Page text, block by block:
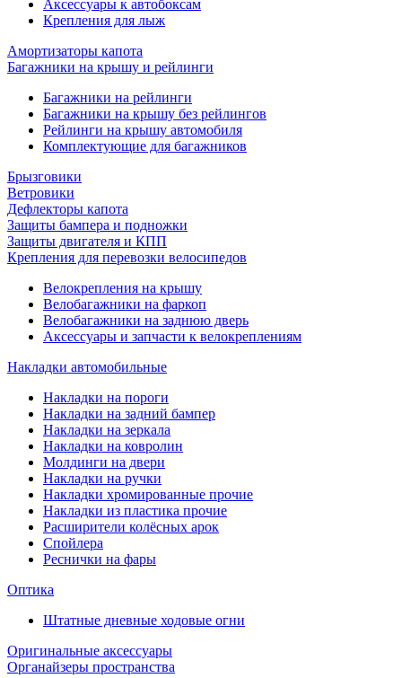
Аксессуары к автобоксам
Крепления для лыж
Амортизаторы капота
Багажники на крышу и рейлинги
Багажники на рейлинги
Багажники на крышу без рейлингов
Рейлинги на крышу автомобиля
Комплектующие для багажников
Брызговики
Ветровики
Дефлекторы капота
Защиты бампера и подножки
Защиты двигателя и КПП
Крепления для перевозки велосипедов
Велокрепления на крышу
Велобагажники на фаркоп
Велобагажники на заднюю дверь
Аксессуары и запчасти к велокреплениям
Накладки автомобильные
Накладки на пороги
Накладки на задний бампер
Накладки на зеркала
Накладки на ковролин
Молдинги на двери
Накладки на ручки
Накладки хромированные прочие
Накладки из пластика прочие
Расширители колёсных арок
Спойлера
Реснички на фары
Оптика
Штатные дневные ходовые огни
Оригинальные аксессуары
Органайзеры пространства